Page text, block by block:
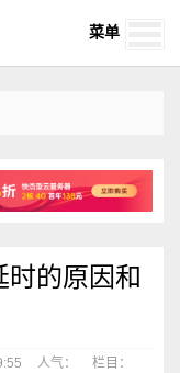
菜单
的原因和
人气：
栏目：